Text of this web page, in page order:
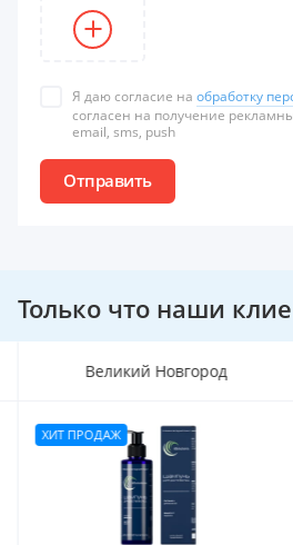
Я даю согласие на обработку
согласен на получение
email, sms, push
Отправить
Только что наши
Великий Новгород